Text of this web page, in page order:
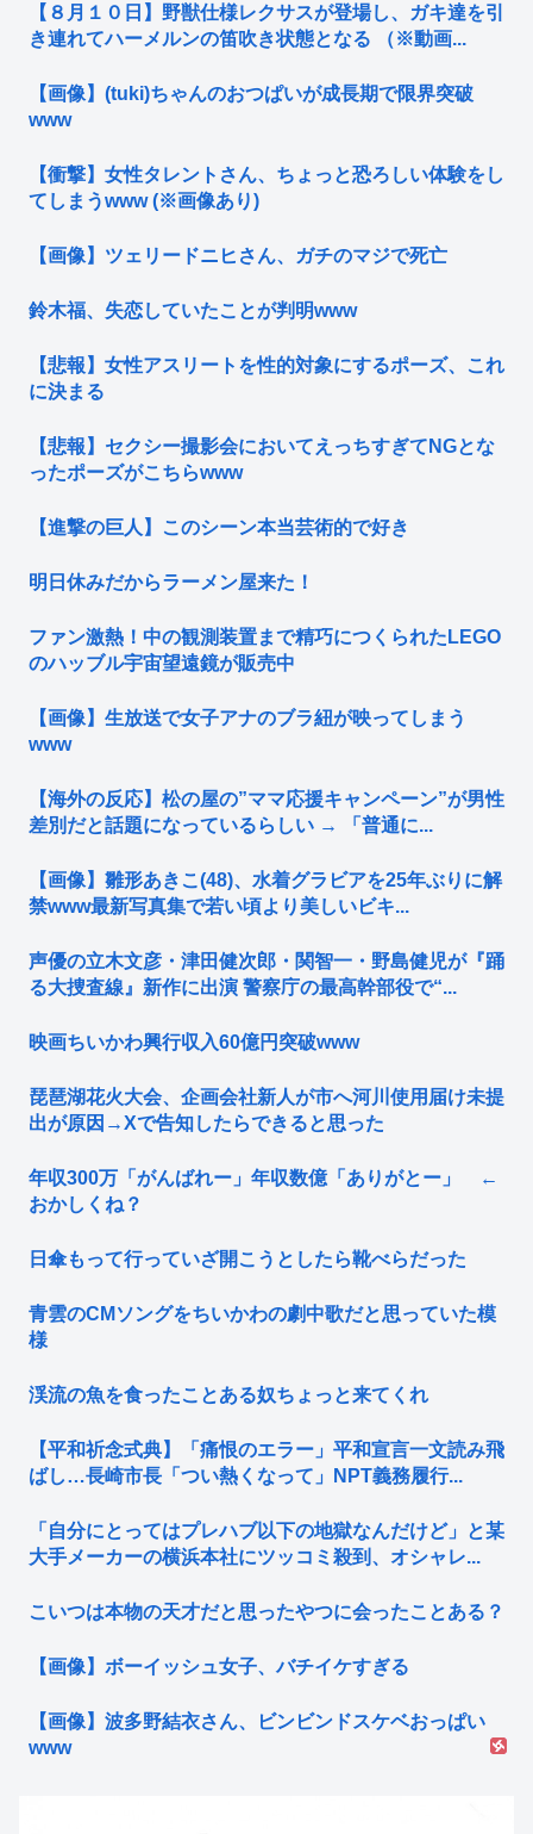
【８月１０日】野獣仕様レクサスが登場し、ガキ達を引
き連れてハーメルンの笛吹き状態となる （※動画...
【画像】(tuki)ちゃんのおつぱいが成長期で限界突破
www
【衝撃】女性タレントさん、ちょっと恐ろしい体験をし
てしまうwww (※画像あり)
【画像】ツェリードニヒさん、ガチのマジで死亡
鈴木福、失恋していたことが判明www
【悲報】女性アスリートを性的対象にするポーズ、これ
に決まる
【悲報】セクシー撮影会においてえっちすぎてNGとな
ったポーズがこちらwww
【進撃の巨人】このシーン本当芸術的で好き
明日休みだからラーメン屋来た！
ファン激熱！中の観測装置まで精巧につくられたLEGO
のハッブル宇宙望遠鏡が販売中
【画像】生放送で女子アナのブラ紐が映ってしまう
www
【海外の反応】松の屋の”ママ応援キャンペーン”が男性
差別だと話題になっているらしい → 「普通に...
【画像】雛形あきこ(48)、水着グラビアを25年ぶりに解
禁www最新写真集で若い頃より美しいビキ...
声優の立木文彦・津田健次郎・関智一・野島健児が『踊
る大捜査線』新作に出演 警察庁の最高幹部役で“...
映画ちいかわ興行収入60億円突破www
琵琶湖花火大会、企画会社新人が市へ河川使用届け未提
出が原因→Xで告知したらできると思った
年収300万「がんばれー」年収数億「ありがとー」 ←
おかしくね？
日傘もって行っていざ開こうとしたら靴べらだった
青雲のCMソングをちいかわの劇中歌だと思っていた模
様
渓流の魚を食ったことある奴ちょっと来てくれ
【平和祈念式典】「痛恨のエラー」平和宣言一文読み飛
ばし…長崎市長「つい熱くなって」NPT義務履行...
「自分にとってはプレハブ以下の地獄なんだけど」と某
大手メーカーの横浜本社にツッコミ殺到、オシャレ...
こいつは本物の天才だと思ったやつに会ったことある？
【画像】ボーイッシュ女子、バチイケすぎる
【画像】波多野結衣さん、ビンビンドスケベおっぱい
www